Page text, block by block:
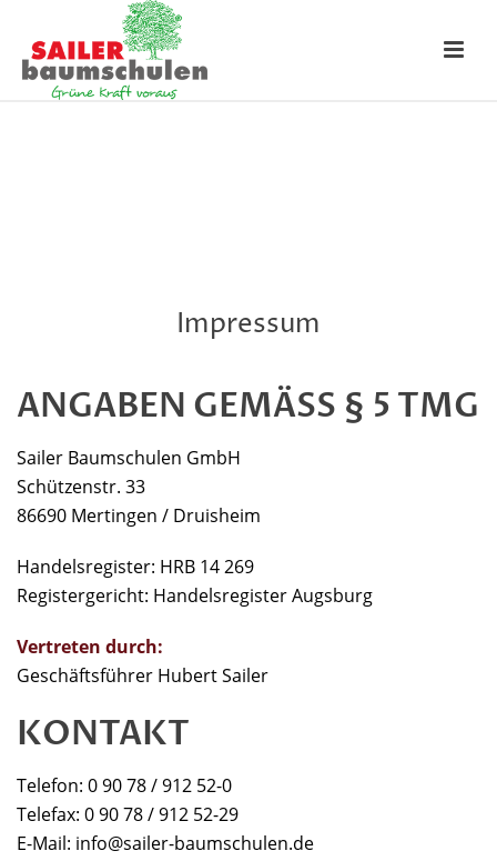
Impressum
ANGABEN GEMÄSS § 5 TMG
Sailer Baumschulen GmbH
Schützenstr. 33
86690 Mertingen / Druisheim
Handelsregister: HRB 14 269
Registergericht: Handelsregister Augsburg
Vertreten durch:
Geschäftsführer Hubert Sailer
KONTAKT
Telefon: 0 90 78 / 912 52-0
Telefax: 0 90 78 / 912 52-29
E-Mail: info@sailer-baumschulen.de